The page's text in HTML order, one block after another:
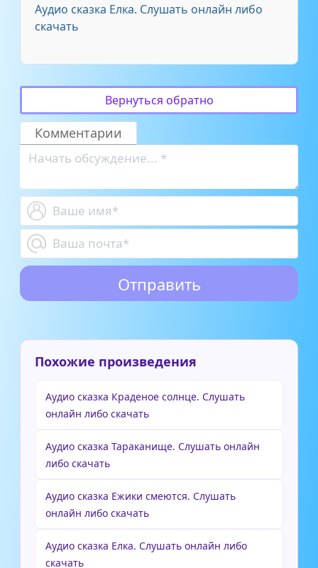
Аудио сказка Елка. Слушать онлайн либо
скачать
Вернуться обратно
Комментарии
Похожие произведения
Аудио сказка Краденое солнце. Слушать
онлайн либо скачать
Аудио сказка Тараканище. Слушать онлайн
либо скачать
Аудио сказка Ежики смеются. Слушать
онлайн либо скачать
Аудио сказка Елка. Слушать онлайн либо
скачать